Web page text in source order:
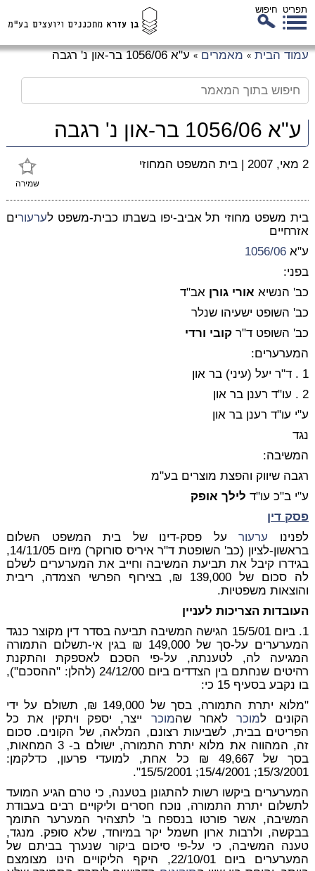
תפריט חיפוש
עמוד הבית » מאמרים » ע"א 1056/06 בר-און נ' רגבה
ע"א 1056/06 בר-און נ' רגבה
שמירה
2 מאי, 2007 | בית המשפט המחוזי
בית משפט מחוזי תל אביב-יפו בשבתו כבית-משפט לערעורים
אזרחיים
ע"א 1056/06
בפני:
כב' הנשיא אורי גורן אב"ד
כב' השופט ישעיהו שנלר
כב' השופט ד"ר קובי ורדי
המערערים:
1 . ד"ר יעל (עיני) בר און
2 . עו"ד רענן בר און
ע"י עו"ד רענן בר און
נגד
המשיבה:
רגבה שיווק והפצת מוצרים בע"מ
ע"י ב"כ עו"ד לילך אופק
פסק דין
לפנינו ערעורעל פסק-דינו של בית המשפט השלום
בראשון-לציון (כב' השופטת ד"ר איריס סורוקר) מיום 14/11/05,
בגידרו קיבל את תביעת המשיבה וחייב את המערערים לשלם
לה סכום של 139,000 ₪, בצירוף הפרשי הצמדה, ריבית
והוצאות משפטיות.
העובדות הצריכות לעניין
1. ביום 15/5/01 הגישה המשיבה תביעה בסדר דין מקוצר כנגד
המערערים על-סך של 149,000 ₪ בגין אי-תשלום התמורה
המגיעה לה, לטענתה, על-פי הסכם לאספקת והתקנת
רהיטים שנחתם בין הצדדים ביום 24/12/00 (להלן: "ההסכם"),
בו נקבע בסעיף 15 כי:
"מלוא יתרת התמורה, בסך של 149,000 ₪, תשולם על ידי
הקונים למוכר לאחר שהמוכר ייצר, יספק ויתקין את כל
הפריטים בבית, לשביעות רצונם, המלאה, של הקונים. סכום
זה, המהווה את מלוא יתרת התמורה, ישולם ב- 3 המחאות,
בסך של 49,667 ₪ כל אחת, למועדי פרעון, כדלקמן:
15/3/2001; 15/4/2001; 15/5/2001".
המערערים ביקשו רשות להתגונן בטענה, כי טרם הגיע המועד
לתשלום יתרת התמורה, נוכח חסרים וליקויים רבים בעבודת
המשיבה, אשר פורטו בנספח ב' לתצהיר המערער התומך
בבקשה, ולרבות ארון חשמל יקר במיוחד, שלא סופק. מנגד,
טענה המשיבה, כי על-פי סיכום ביקור שנערך בביתם של
המערערים ביום 22/10/01, היקף הליקויים הינו מצומצם